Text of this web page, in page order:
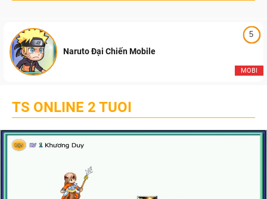
5
MOBI
Naruto Đại Chiến Mobile
TS ONLINE 2 TUOI